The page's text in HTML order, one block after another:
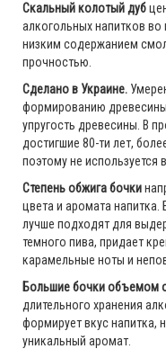
Скальный колотый дуб
алкогольных напитков
низким содержанием
прочностью.
Сделано в Украине.
формированию
упругость древесины. В
достигшие 80-ти лет,
поэтому не используется
Степень обжига бочки
цвета и аромата напитка.
лучше подходят для
темного пива, придает
карамельные ноты и
Большие бочки объемом
длительного хранения
формирует вкус напитка,
уникальный аромат.